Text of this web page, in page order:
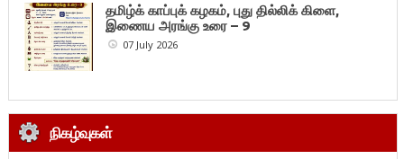
தமிழ்க் காப்புக் கழகம், புது தில்லிக் கிளை,
இணைய அரங்கு உரை – 9
07 July 2026
நிகழ்வுகள்